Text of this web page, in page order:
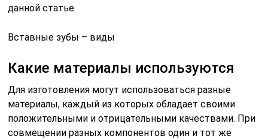
данной статье.
Вставные зубы – виды
Какие материалы используются
Для изготовления могут использоваться разные
материалы, каждый из которых обладает своими
положительными и отрицательными качествами. При
совмещении разных компонентов один и тот же